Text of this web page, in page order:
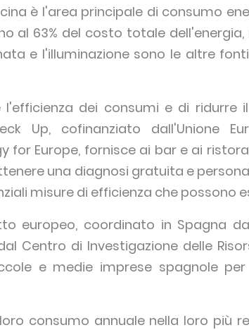
è l'area principale di consumo
al 63% del costo totale
e l'illuminazione sono le altre
dei consumi e di ridurre
Up, cofinanziato dall'Unione
for Europe, fornisce ai bar e ai
una diagnosi gratuita e
misure di efficienza che possono
europeo, coordinato in Spagna
Centro di Investigazione delle
e medie imprese spagnole
consumo annuale nella loro più